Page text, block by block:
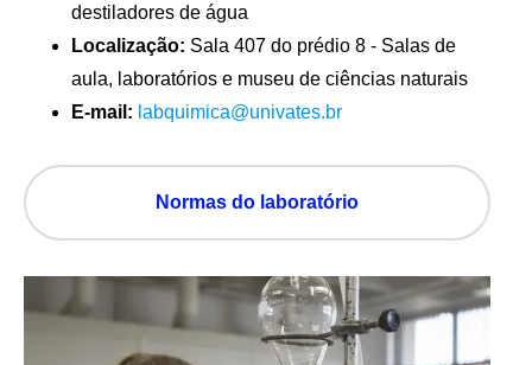
destiladores de água
Localização: Sala 407 do prédio 8 - Salas de
aula, laboratórios e museu de ciências naturais
E-mail: labquimica@univates.br
Normas do laboratório